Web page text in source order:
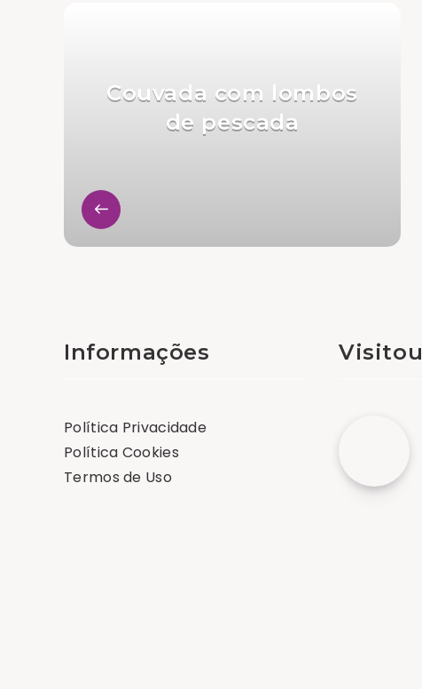
Couvada com lombos
de pescada
Informações
Política Privacidade
Política Cookies
Termos de Uso
Visitou